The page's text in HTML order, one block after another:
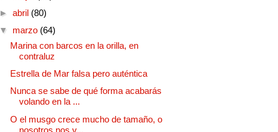
► abril (80)
▼ marzo (64)
Marina con barcos en la orilla, en
contraluz
Estrella de Mar falsa pero auténtica
Nunca se sabe de qué forma acabarás
volando en la ...
O el musgo crece mucho de tamaño, o
nosotros nos v...